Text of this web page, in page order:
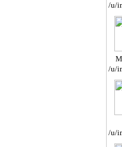
/u/
/u/
/u/